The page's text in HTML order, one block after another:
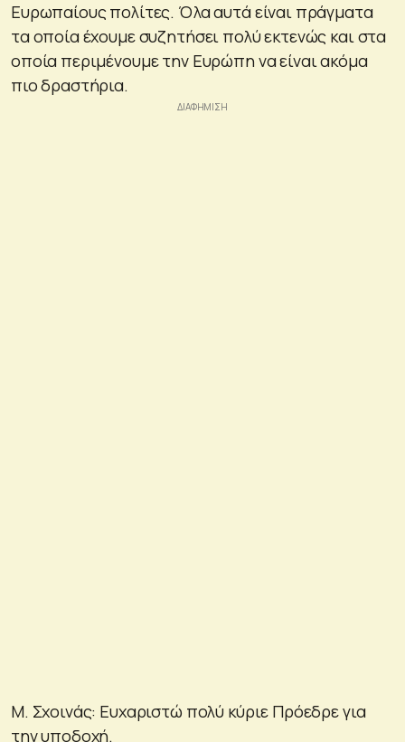
Ευρωπαίους πολίτες. Όλα αυτά είναι πράγματα
τα οποία έχουμε συζητήσει πολύ εκτενώς και στα
οποία περιμένουμε την Ευρώπη να είναι ακόμα
πιο δραστήρια.
Μ. Σχοινάς: Ευχαριστώ πολύ κύριε Πρόεδρε για
την υποδοχή.